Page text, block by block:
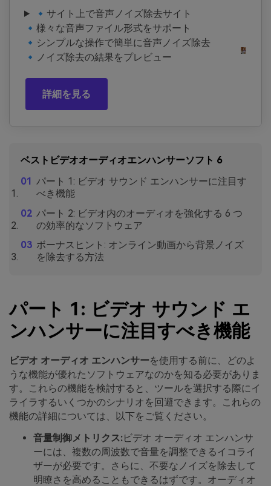
🔹サイト上で音声ノイズ除去サイト
🔹様々な音声ファイル形式をサポート
🔹シンプルな操作で簡単に音声ノイズ除去
🔹ノイズ除去の結果をプレビュー
詳細を見る
ベストビデオオーディオエンハンサーソフト 6
パート 1: ビデオ サウンド エンハンサーに注目す
べき機能
パート 2: ビデオ内のオーディオを強化する 6 つ
の効率的なソフトウェア
ボーナスヒント: オンライン動画から背景ノイズ
を除去する方法
パート 1: ビデオ サウンド エ
ンハンサーに注目すべき機能
ビデオ オーディオ エンハンサーを使用する前に、どのよ
うな機能が優れたソフトウェアなのかを知る必要がありま
す。これらの機能を検討すると、ツールを選択する際にイ
ライラするいくつかのシナリオを回避できます。これらの
機能の詳細については、以下をご覧ください。
音量制御メトリクス:ビデオ オーディオ エンハンサ
ーには、複数の周波数で音量を調整できるイコライ
ザーが必要です。さらに、不要なノイズを除去して
明瞭さを高めることもできるはずです。オーディオ